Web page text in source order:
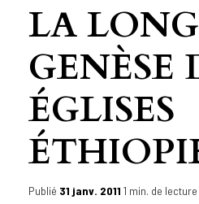
LA
GENÈSE
ÉGLISES
Publié 31 janv. 20111 min. de lecture